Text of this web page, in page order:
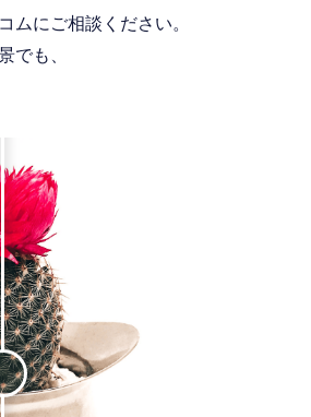
にご相談ください。
も、